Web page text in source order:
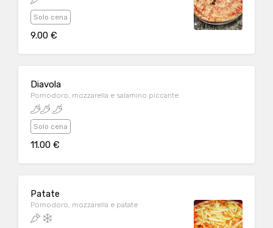
Solo cena
9.00 €
Diavola
Pomodoro, mozzarella e salamino piccante.
Solo cena
11.00 €
Patate
Pomodoro, mozzarella e patate